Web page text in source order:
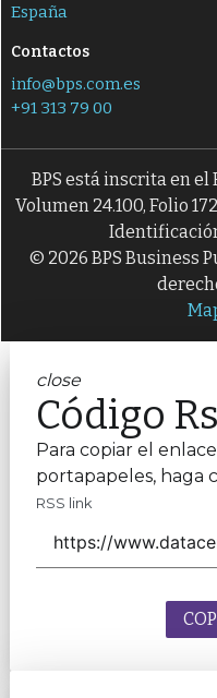
España
Contactos
info@bps.com.es
+91 313 79 00
BPS está inscrita en
Volumen 24.100, Folio
© 2026 BPS Business
close
Código
Para copiar el enlace
portapapeles, haga
RSS link